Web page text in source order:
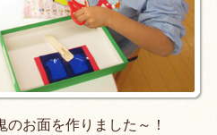
お面を作りました～！